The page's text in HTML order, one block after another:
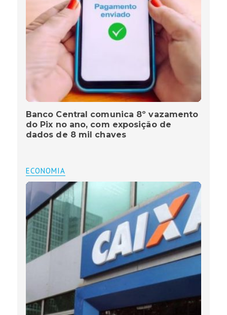
Banco Central comunica 8º vazamento
do Pix no ano, com exposição de
dados de 8 mil chaves
ECONOMIA